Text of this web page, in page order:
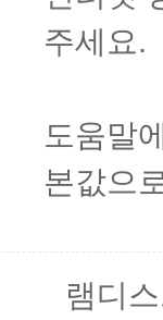
주세요.
도움말
본값으
램디